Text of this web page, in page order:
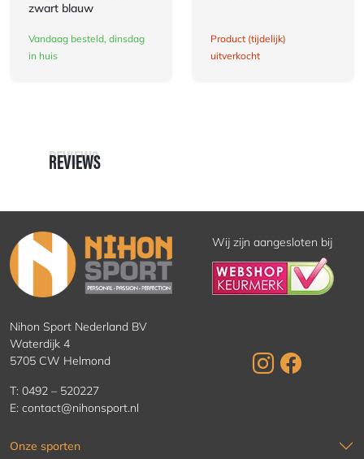
zwart blauw
Vandaag besteld, dinsdag
in huis
Product (tijdelijk)
uitverkocht
REVIEWS
REVIEWS
Wij zijn aangesloten bij
Nihon Sport Nederland BV
Waterdijk 4
5705 CW Helmond
T: 0492 – 520227
E: contact@nihonsport.nl
Onze sporten